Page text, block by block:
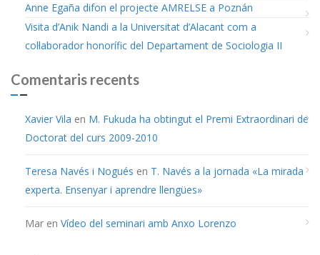
Anne Egaña difon el projecte AMRELSE a Poznán
Visita d’Anik Nandi a la Universitat d’Alacant com a
col·laborador honorífic del Departament de Sociologia II
Comentaris recents
Xavier Vila en M. Fukuda ha obtingut el Premi Extraordinari de
Doctorat del curs 2009-2010
Teresa Navés i Nogués en T. Navés a la jornada «La mirada
experta. Ensenyar i aprendre llengües»
Mar en Vídeo del seminari amb Anxo Lorenzo